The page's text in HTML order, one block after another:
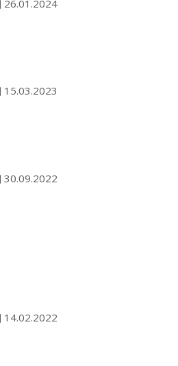
26.01.2024
15.03.2023
30.09.2022
14.02.2022